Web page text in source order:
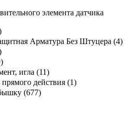
элемента датчика
Арматура Без Штуцера (4)
игла (11)
действия (1)
(677)